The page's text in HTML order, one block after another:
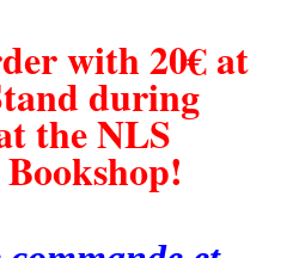
with 20€ at
during
the NLS